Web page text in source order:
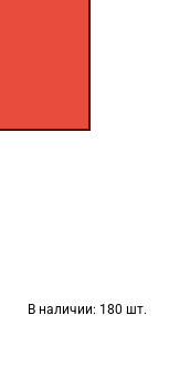
В наличии: 180 шт.